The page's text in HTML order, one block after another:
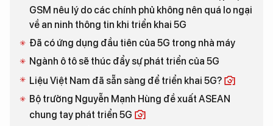
GSM nêu lý do các chính phủ không nên quá lo ngại
về an ninh thông tin khi triển khai 5G
Đã có ứng dụng đầu tiên của 5G trong nhà máy
Ngành ô tô sẽ thúc đẩy sự phát triển của 5G
Liệu Việt Nam đã sẵn sàng để triển khai 5G?
Bộ trưởng Nguyễn Mạnh Hùng đề xuất ASEAN
chung tay phát triển 5G